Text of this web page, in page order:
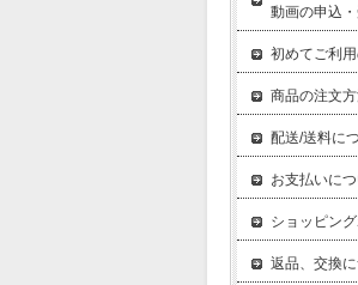
動画の申込
初めてご利
商品の注文
配送/送料に
お支払いに
ショッピン
返品、交換